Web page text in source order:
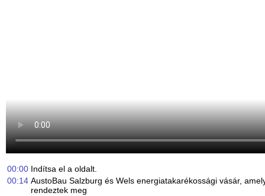
00:00 Indítsa el a oldalt.
00:14 AustoBau Salzburg és Wels energiatakarékossági vásár,
rendeztek meg